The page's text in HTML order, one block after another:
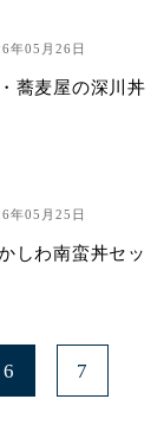
年05月26日
蕎麦屋の深川丼
年05月25日
しわ南蛮丼セッ
6 7